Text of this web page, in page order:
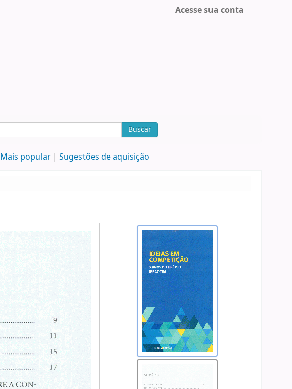
Acesse sua conta
Buscar
Mais popular Sugestões de aquisição